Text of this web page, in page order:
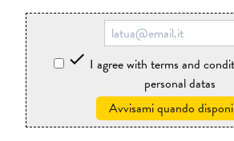
 I agree with terms and
personal datas
Avvisami quando